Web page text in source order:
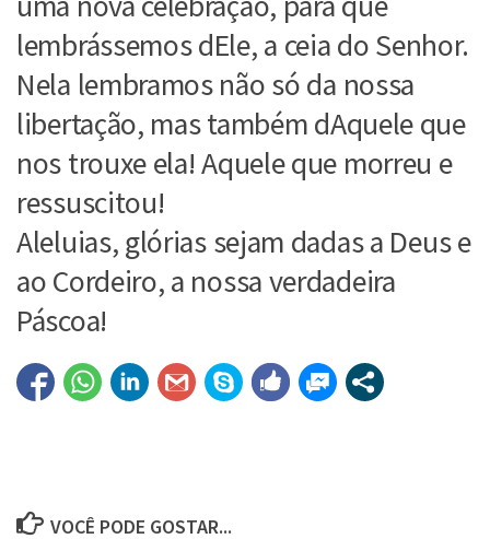
lembrássemos dEle, a ceia do Senhor.
Nela lembramos não só da nossa
libertação, mas também dAquele que
nos trouxe ela! Aquele que morreu e
ressuscitou!
Aleluias, glórias sejam dadas a Deus e
ao Cordeiro, a nossa verdadeira
Páscoa!
VOCÊ PODE GOSTAR...